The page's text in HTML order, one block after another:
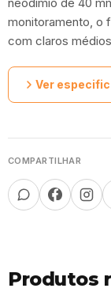
monitoramento, o
com claros
Ver
COMPARTILHAR
Produtos